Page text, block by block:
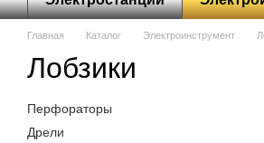
Главная Каталог Электроинструмент
Лобзики
Перфораторы
Дрели